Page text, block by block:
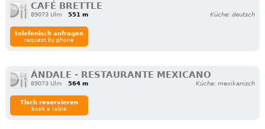
CAFÉ BRETTLE
89073 Ulm 551 m Küche: deutsch
telefonisch anfragen
request by phone
ÁNDALE - RESTAURANTE MEXICANO
89073 Ulm 564 m Küche: mexikanisch
Tisch reservieren
book a table